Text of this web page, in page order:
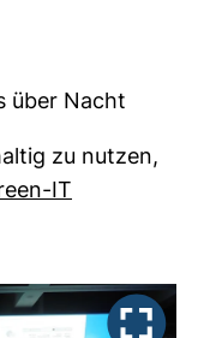
über Nacht
zu nutzen,
IT
öffnet neues